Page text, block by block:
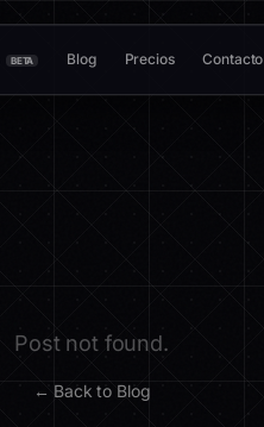
BETA Blog Precios Contacto
Post not found.
← Back to Blog